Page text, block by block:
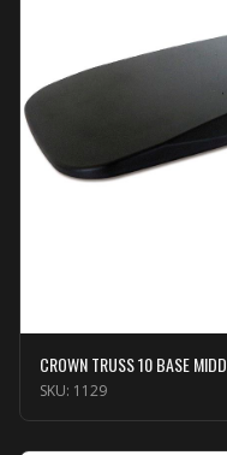
CROWN TRUSS 10 BASE
SKU: 1129